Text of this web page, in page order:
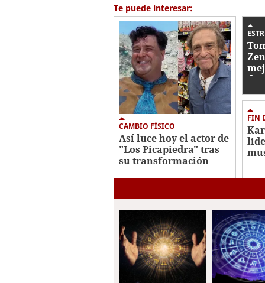
58
secondsVolume
0%
Te puede interesar:
CAMBIO FÍSICO
Así luce hoy el actor de
"Los Picapiedra" tras
su transformación
física
FIN